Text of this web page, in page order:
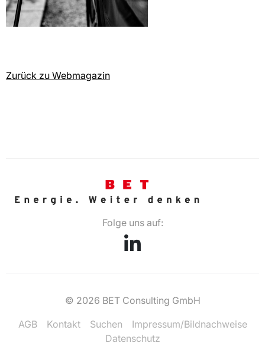
Zurück zu Webmagazin
Folge uns auf:
© 2026 BET Consulting GmbH
AGB
Kontakt Suchen
Impressum/Bildnachweise
Datenschutz